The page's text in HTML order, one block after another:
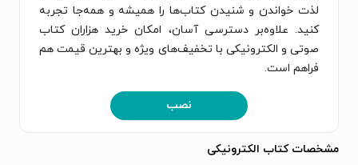
لذت خواندن و شنیدن کتاب‌ها را همیشه و همه‌جا تجربه
کنید. علاوه‌بر دسترسی آسان، امکان خرید هزاران کتاب
صوتی و الکترونیکی با تخفیف‌های ویژه و بهترین قیمت هم
فراهم است.
نصب
مشخصات کتاب الکترونیکی